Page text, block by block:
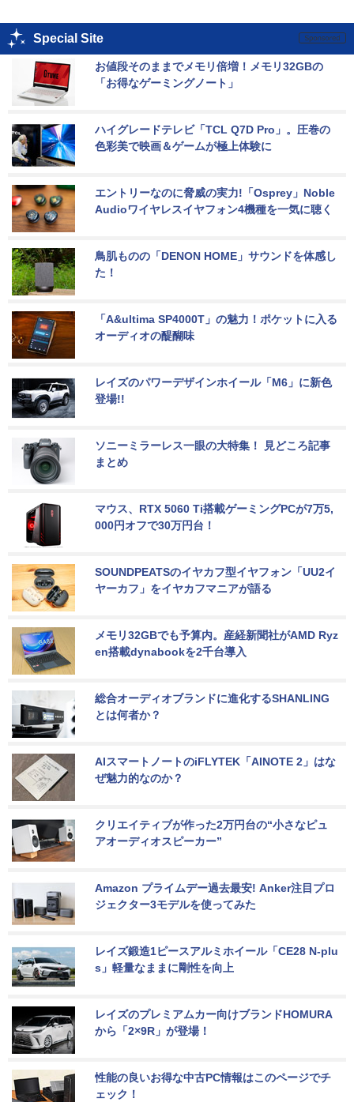
Special Site
お値段そのままでメモリ倍増！メモリ32GBの
「お得なゲーミングノート」
ハイグレードテレビ「TCL Q7D Pro」。圧巻の
色彩美で映画＆ゲームが極上体験に
エントリーなのに脅威の実力!「Osprey」Noble
Audioワイヤレスイヤフォン4機種を一気に聴く
鳥肌ものの「DENON HOME」サウンドを体感し
た！
「A&ultima SP4000T」の魅力！ポケットに入る
オーディオの醍醐味
レイズのパワーデザインホイール「M6」に新色
登場!!
ソニーミラーレス一眼の大特集！ 見どころ記事
まとめ
マウス、RTX 5060 Ti搭載ゲーミングPCが7万5,
000円オフで30万円台！
SOUNDPEATSのイヤカフ型イヤフォン「UU2イ
ヤーカフ」をイヤカフマニアが語る
メモリ32GBでも予算内。産経新聞社がAMD Ryz
en搭載dynabookを2千台導入
総合オーディオブランドに進化するSHANLING
とは何者か？
AIスマートノートのiFLYTEK「AINOTE 2」はな
ぜ魅力的なのか？
クリエイティブが作った2万円台の“小さなピュ
アオーディオスピーカー”
Amazon プライムデー過去最安! Anker注目プロ
ジェクター3モデルを使ってみた
レイズ鍛造1ピースアルミホイール「CE28 N-plu
s」軽量なままに剛性を向上
レイズのプレミアムカー向けブランドHOMURA
から「2×9R」が登場！
性能の良いお得な中古PC情報はこのページでチ
ェック！